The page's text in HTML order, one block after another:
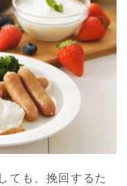
ても、挽回するた